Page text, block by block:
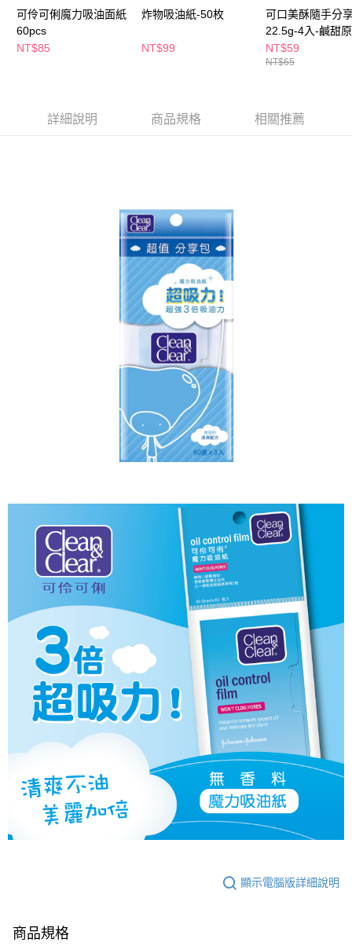
易，需依本服務之必要範圍內提供個人資料，並將交易相關給付款項請求債
權轉讓予恩沛科技股份有限公司。
２．關於個人資料處理事宜，請瀏覽以下網址：
４．使用「AFTEE先享後付」時，將依據個別帳號之用戶狀況，依本公司即
每筆NT$65，滿NT$490(含以上)免運費
付款後7-11取貨
可伶可俐魔力吸油面紙
60pcs
NT$85
炸物吸油紙-50枚
NT$99
可口美酥隨手分
22.5g-4入-鹹甜
NT$59
NT$65
詳細說明 商品規格 相關推薦
顯示電腦版詳細說明
商品規格